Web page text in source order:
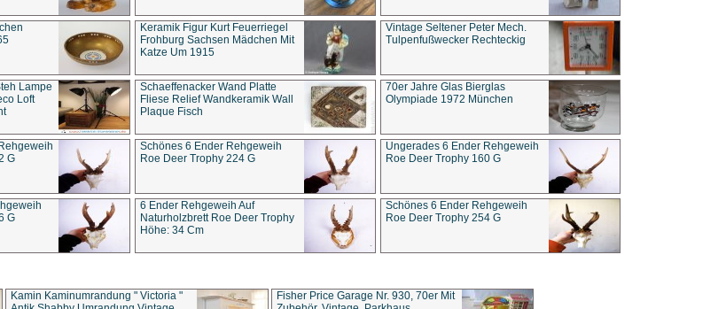
Keramik Figur Kurt Feuerriegel
Frohburg Sachsen Mädchen Mit
Katze Um 1915
Vintage Seltener Peter Mech.
Tulpenfußwecker Rechteckig
Lampe
Loft
Schaeffenacker Wand Platte
Fliese Relief Wandkeramik Wall
Plaque Fisch
70er Jahre Glas Bierglas
Olympiade 1972 München
G
Schönes 6 Ender Rehgeweih
Roe Deer Trophy 224 G
Ungerades 6 Ender Rehgeweih
Roe Deer Trophy 160 G
G
6 Ender Rehgeweih Auf
Naturholzbrett Roe Deer Trophy
Höhe: 34 Cm
Schönes 6 Ender Rehgeweih
Roe Deer Trophy 254 G
Kamin Kaminumrandung " Victoria "
Fisher Price Garage Nr. 930, 70er Mit